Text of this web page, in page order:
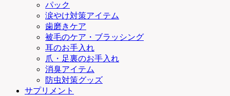
パック
涙やけ対策アイテム
歯磨きケア
被毛のケア・ブラッシング
耳のお手入れ
爪・足裏のお手入れ
消臭アイテム
防虫対策グッズ
サプリメント